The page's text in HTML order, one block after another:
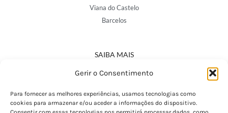
Gerir o Consentimento
Para fornecer as melhores experiências, usamos tecnologias como
cookies para armazenar e/ou aceder a informações do dispositivo.
Viana do Castelo
Barcelos
SAIBA MAIS
Política de Privacidade
Termos e Condições
Perguntas Frequentes